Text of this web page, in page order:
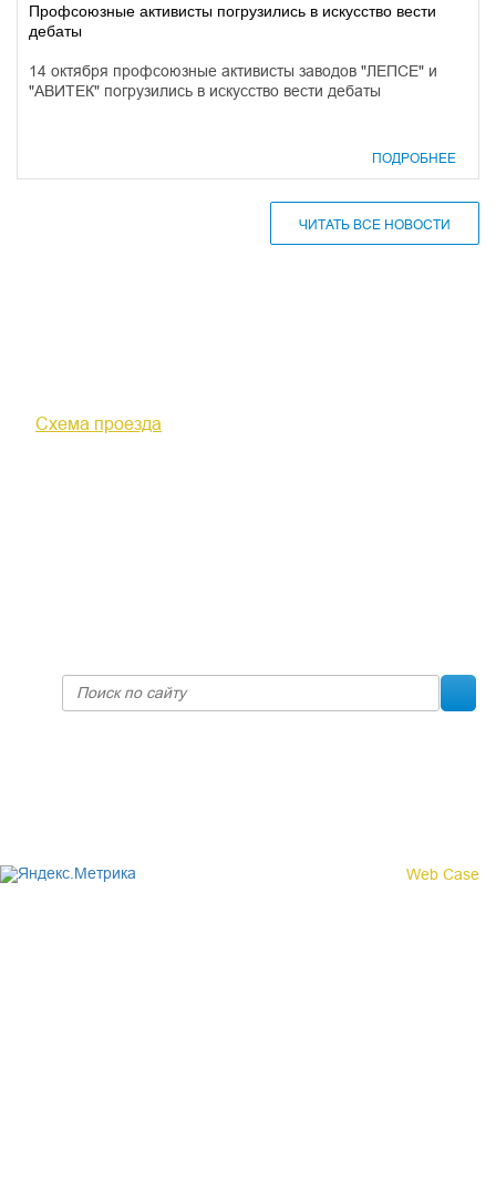
Профсоюзные активисты погрузились в искусство вести
дебаты
14 октября профсоюзные активисты заводов "ЛЕПСЕ" и
"АВИТЕК" погрузились в искусство вести дебаты
ПОДРОБНЕЕ
ЧИТАТЬ ВСЕ НОВОСТИ
Схема проезда
Web Case